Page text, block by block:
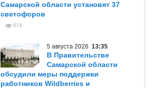
Самарской области установят 37
светофоров
572
5 августа 2026 13:35
В Правительстве
Самарской области
обсудили меры поддержки
работников Wildberries и